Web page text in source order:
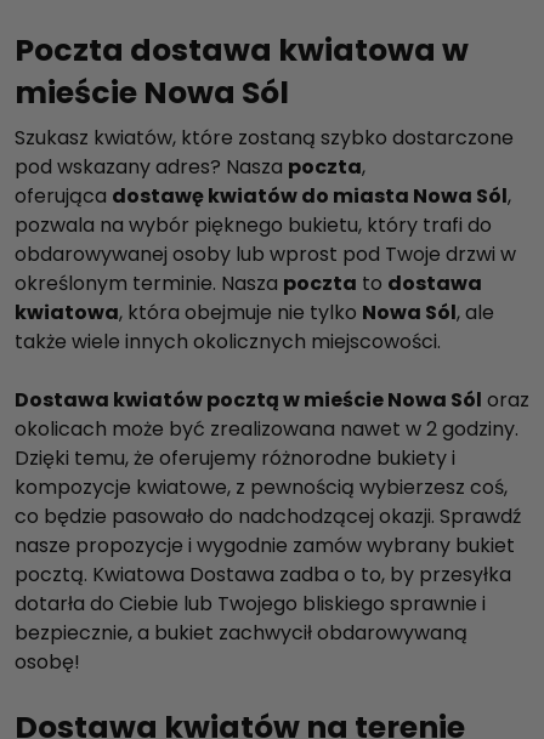
Poczta dostawa kwiatowa w
mieście Nowa Sól
Szukasz kwiatów, które zostaną szybko dostarczone
pod wskazany adres? Nasza poczta,
oferująca dostawę kwiatów do miasta Nowa Sól,
pozwala na wybór pięknego bukietu, który trafi do
obdarowywanej osoby lub wprost pod Twoje drzwi w
określonym terminie. Nasza poczta to dostawa
kwiatowa, która obejmuje nie tylko Nowa Sól, ale
także wiele innych okolicznych miejscowości.
Dostawa kwiatów pocztą w mieście Nowa Sól oraz
okolicach może być zrealizowana nawet w 2 godziny.
Dzięki temu, że oferujemy różnorodne bukiety i
kompozycje kwiatowe, z pewnością wybierzesz coś,
co będzie pasowało do nadchodzącej okazji. Sprawdź
nasze propozycje i wygodnie zamów wybrany bukiet
pocztą. Kwiatowa Dostawa zadba o to, by przesyłka
dotarła do Ciebie lub Twojego bliskiego sprawnie i
bezpiecznie, a bukiet zachwycił obdarowywaną
osobę!
Dostawa kwiatów na terenie